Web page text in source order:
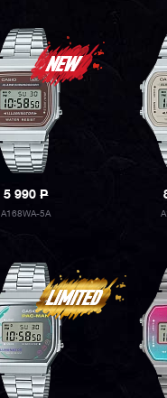
5 990P
A168WA-5A